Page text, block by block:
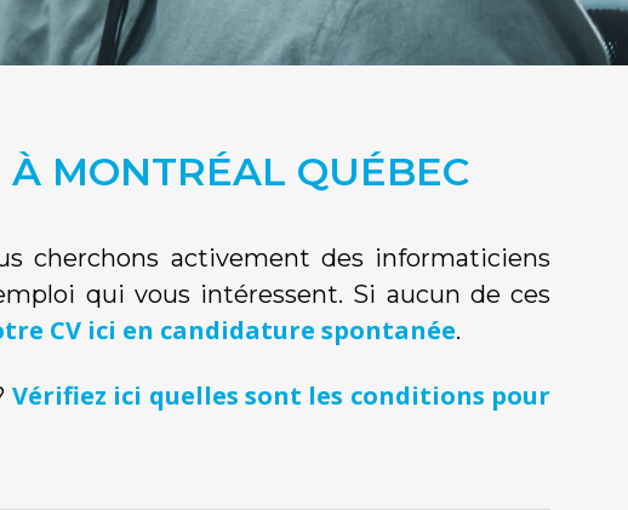
À MONTRÉAL QUÉBEC
cherchons activement des informaticiens
qui vous intéressent. Si aucun de ces
CV ici en candidature spontanée.
Vérifiez ici quelles sont les conditions pour